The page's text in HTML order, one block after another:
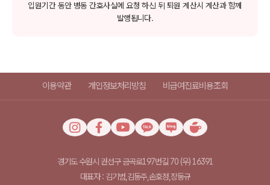
입원기간 동안 병동 간호사실에 요청 하신 뒤 퇴원 계산시 계산과 함께
발행됩니다.
이용약관 개인정보처리방침 비급여진료비용조회
경기도 수원시 권선구 금곡로197번길 70 (우) 16391
대표자 : 김기범,김동주,손호정,장동규